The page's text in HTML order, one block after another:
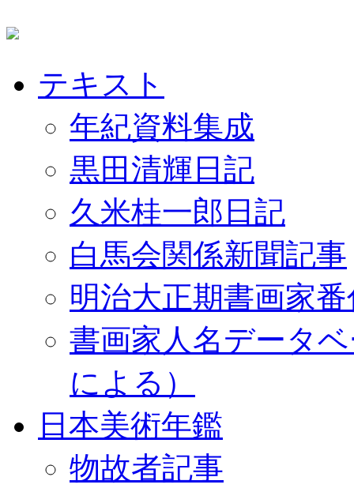
テキスト
年紀資料集成
黒田清輝日記
久米桂一郎日記
白馬会関係新聞記事
明治大正期書画家
書画家人名データ
による）
日本美術年鑑
物故者記事